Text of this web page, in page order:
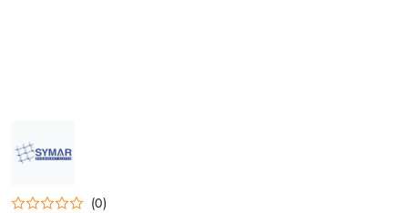
PRODUCENTA:
SYMAR
(0)